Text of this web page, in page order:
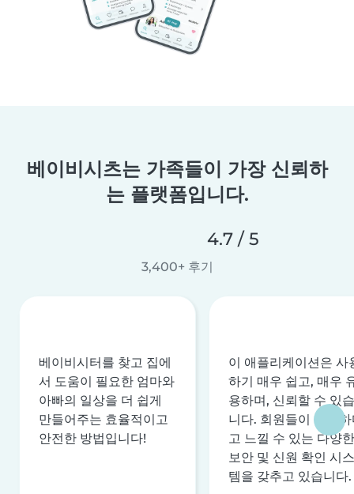
베이비시츠는 가족들이 가장 신뢰하
는 플랫폼입니다.
4.7 / 5
3,400+ 후기
베이비시터를 찾고 집에
서 도움이 필요한 엄마와
아빠의 일상을 더 쉽게
만들어주는 효율적이고
안전한 방법입니다!
이 애플리케이션은 사
하기 매우 쉽고, 매우
용하며, 신뢰할 수 있습
니다. 회원들이 안전
고 느낄 수 있는 다양한
보안 및 신원 확인 시스
템을 갖추고 있습니다.